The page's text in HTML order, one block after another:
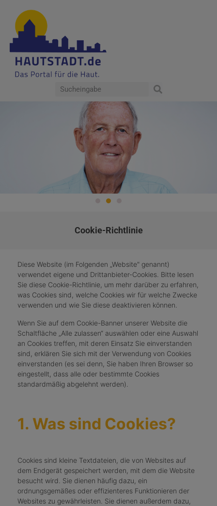
Cookie-Richtlinie
Diese Website (im Folgenden „Website" genannt)
verwendet eigene und Drittanbieter-Cookies. Bitte lesen
Sie diese Cookie-Richtlinie, um mehr darüber zu erfahren,
was Cookies sind, welche Cookies wir für welche Zwecke
verwenden und wie Sie diese deaktivieren können.
Wenn Sie auf dem Cookie-Banner unserer Website die
Schaltfläche „Alle zulassen“ auswählen oder eine Auswahl
an Cookies treffen, mit deren Einsatz Sie einverstanden
sind, erklären Sie sich mit der Verwendung von Cookies
einverstanden (es sei denn, Sie haben Ihren Browser so
eingestellt, dass alle oder bestimmte Cookies
standardmäßig abgelehnt werden).
1. Was sind Cookies?
Cookies sind kleine Textdateien, die von Websites auf
dem Endgerät gespeichert werden, mit dem die Website
besucht wird. Sie dienen häufig dazu, ein
ordnungsgemäßes oder effizienteres Funktionieren der
Websites zu gewährleisten. Sie dienen außerdem dazu,